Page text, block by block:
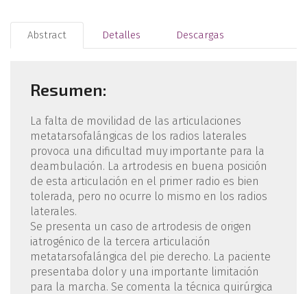
Abstract Detalles Descargas
Resumen:
La falta de movilidad de las articulaciones
metatarsofalángicas de los radios laterales
provoca una dificultad muy importante para la
deambulación. La artrodesis en buena posición
de esta articulación en el primer radio es bien
tolerada, pero no ocurre lo mismo en los radios
laterales.
Se presenta un caso de artrodesis de origen
iatrogénico de la tercera articulación
metatarsofalángica del pie derecho. La paciente
presentaba dolor y una importante limitación
para la marcha. Se comenta la técnica quirúrgica